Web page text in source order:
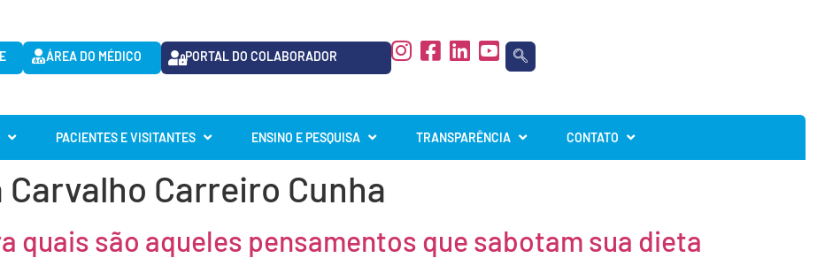
ÁREA DO MÉDICO PORTAL DO COLABORADOR
PACIENTES E VISITANTES ENSINO E PESQUISA TRANSPARÊNCIA CONTATO
Carreiro Cunha
quais são aqueles pensamentos que sabotam sua dieta